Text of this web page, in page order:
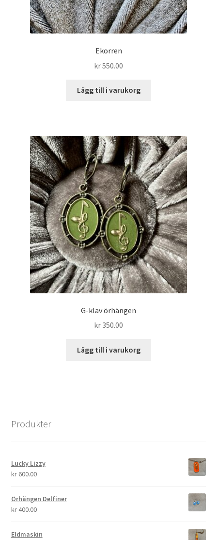
Ekorren
kr550.00
Lägg till i varukorg
G-klav örhängen
kr350.00
Lägg till i varukorg
Produkter
Lucky Lizzy
kr600.00
Örhängen Delfiner
kr400.00
Eldmaskin